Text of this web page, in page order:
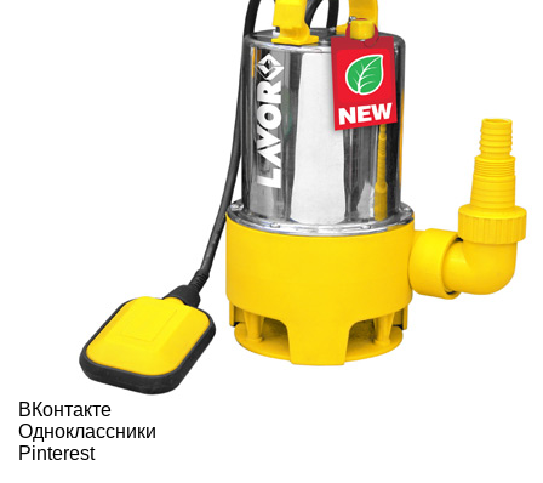
ВКонтакте
Одноклассники
Pinterest